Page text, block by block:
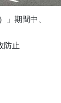
」期間中、
防止